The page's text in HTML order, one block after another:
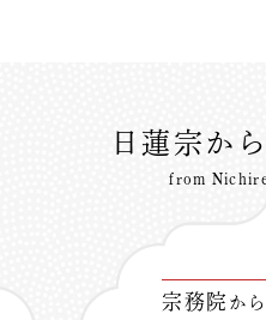
日蓮宗か
from
宗務院 か